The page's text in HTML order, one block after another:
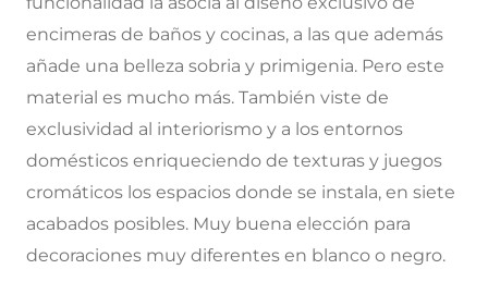
encimeras de baños y cocinas, a las que además
añade una belleza sobria y primigenia. Pero este
material es mucho más. También viste de
exclusividad al interiorismo y a los entornos
domésticos enriqueciendo de texturas y juegos
cromáticos los espacios donde se instala, en siete
acabados posibles. Muy buena elección para
decoraciones muy diferentes en blanco o negro.